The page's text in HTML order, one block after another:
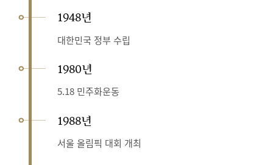
1948년
대한민국 정부 수립
1980년
5.18 민주화운동
1988년
서울 올림픽 대회 개최